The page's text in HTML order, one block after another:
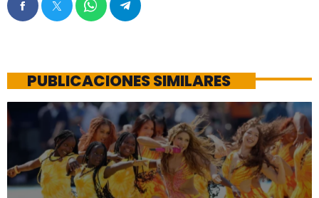
PUBLICACIONES SIMILARES